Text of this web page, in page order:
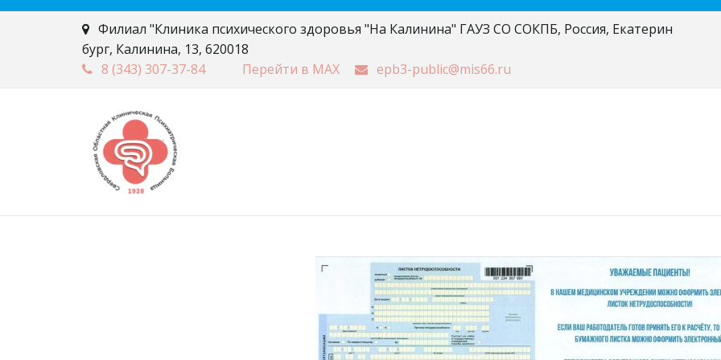
Филиал "Клиника психического здоровья "На Калинина" ГАУЗ СО СОКПБ, Россия, Екатерин
бург, Калинина, 13, 620018
8 (343) 307-37-84 Перейти в MAX epb3-public@mis66.ru